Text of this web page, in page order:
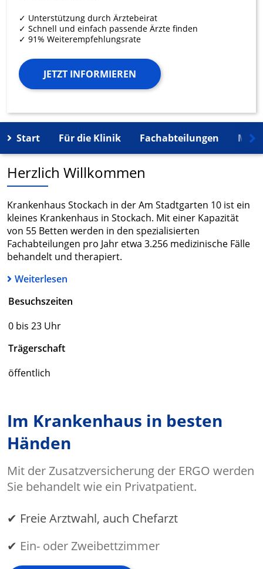
✓ Unterstützung durch Ärztebeirat
✓ Schnell und einfach passende Ärzte finden
✓ 91% Weiterempfehlungsrate
JETZT INFORMIEREN
Start Für die Klinik Fachabteilungen
Herzlich Willkommen
Krankenhaus Stockach in der Am Stadtgarten 10 ist ein
kleines Krankenhaus in Stockach. Mit einer Kapazität
von 55 Betten werden in den spezialisierten
Fachabteilungen pro Jahr etwa 3.256 medizinische Fälle
behandelt und therapiert.
Weiterlesen
Besuchszeiten
0 bis 23 Uhr
Trägerschaft
öffentlich
Im Krankenhaus in besten
Händen
Mit der Zusatzversicherung der ERGO werden
Sie behandelt wie ein Privatpatient.
✔ Freie Arztwahl, auch Chefarzt
✔ Ein- oder Zweibettzimmer